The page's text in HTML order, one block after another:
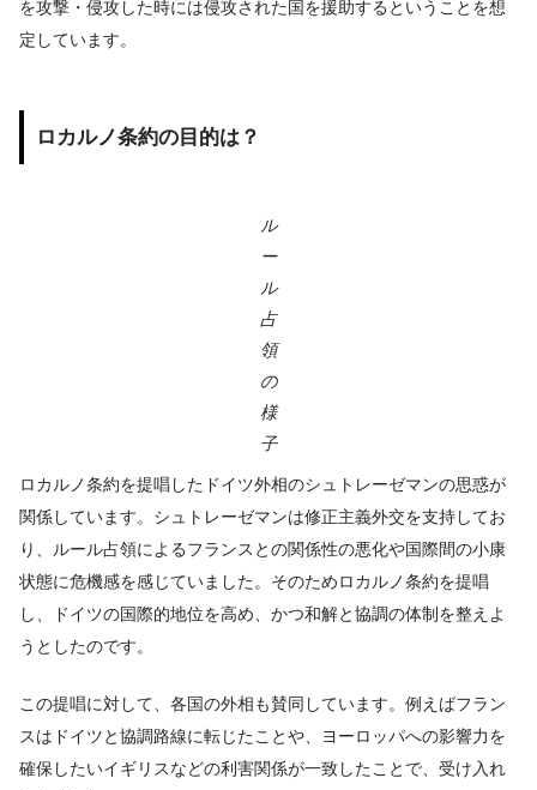
を攻撃・侵攻した時には侵攻された国を援助するということを想
定しています。
ロカルノ条約の目的は？
ル
ー
ル
占
領
の
様
子
ロカルノ条約を提唱したドイツ外相のシュトレーゼマンの思惑が
関係しています。シュトレーゼマンは修正主義外交を支持してお
り、ルール占領によるフランスとの関係性の悪化や国際間の小康
状態に危機感を感じていました。そのためロカルノ条約を提唱
し、ドイツの国際的地位を高め、かつ和解と協調の体制を整えよ
うとしたのです。
この提唱に対して、各国の外相も賛同しています。例えばフラン
スはドイツと協調路線に転じたことや、ヨーロッパへの影響力を
確保したいイギリスなどの利害関係が一致したことで、受け入れ